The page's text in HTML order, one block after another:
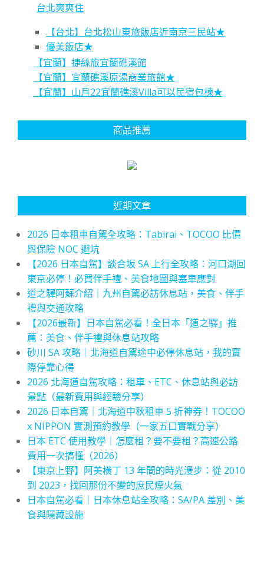
台北爽爽住
【台北】台北松山東旅飯店近南京三民站★
優美飯店★
【宜蘭】捷絲旅宜蘭礁溪館
【宜蘭】宜蘭礁溪原湯商業旅館★
【宜蘭】山月22宜蘭礁溪Villa可以民宿包棟★
商品推薦
近期文章
2026 日本租車自駕全攻略：Tabirai、TOCOO 比價
與保險 NOC 避坑
【2026 日本自駕】談合坂 SA 上行全攻略：河口湖回
東京必停！必買伴手禮、美食地圖與塞車應對
道之驛阿蘇介紹｜九州自駕必訪休息站，美食、伴手
禮與交通攻略
【2026最新】日本自駕必看！全日本「道之驛」推
薦：美食、伴手禮與休息站攻略
砂川 SA 攻略｜北海道自駕途中必停休息站，我的實
際停靠心得
2026 北海道自駕攻略：租車、ETC、休息站與必訪
景點（最新費用與經驗分享）
2026 日本自駕｜北海道中秋租車 5 折神券！TOCOO
x NIPPON 實測預約教學（一家五口實戰分享）
日本 ETC 使用教學｜怎麼租？要不要租？高速公路
費用一次搞懂（2026）
【東京上野】阿美橫丁 13 年間的時光漫步：從 2010
到 2023，找回那份不變的庶民煙火氣
日本自駕必看｜日本休息站全攻略：SA/PA 差別、美
食與隱藏設施